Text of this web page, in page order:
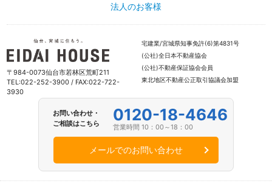
法人のお客様
〒984-0073仙台市若林区荒町211
TEL:022-252-3900 / FAX:022-722-
3930
宅建業/宮城県知事免許(6)第4831号
(公社)全日本不動産協会
(公社)不動産保証協会会員
東北地区不動産公正取引協議会加盟
お問い合わせ・
ご相談はこちら
0120-18-4646
営業時間 10：00～18：00
メールでのお問い合わせ